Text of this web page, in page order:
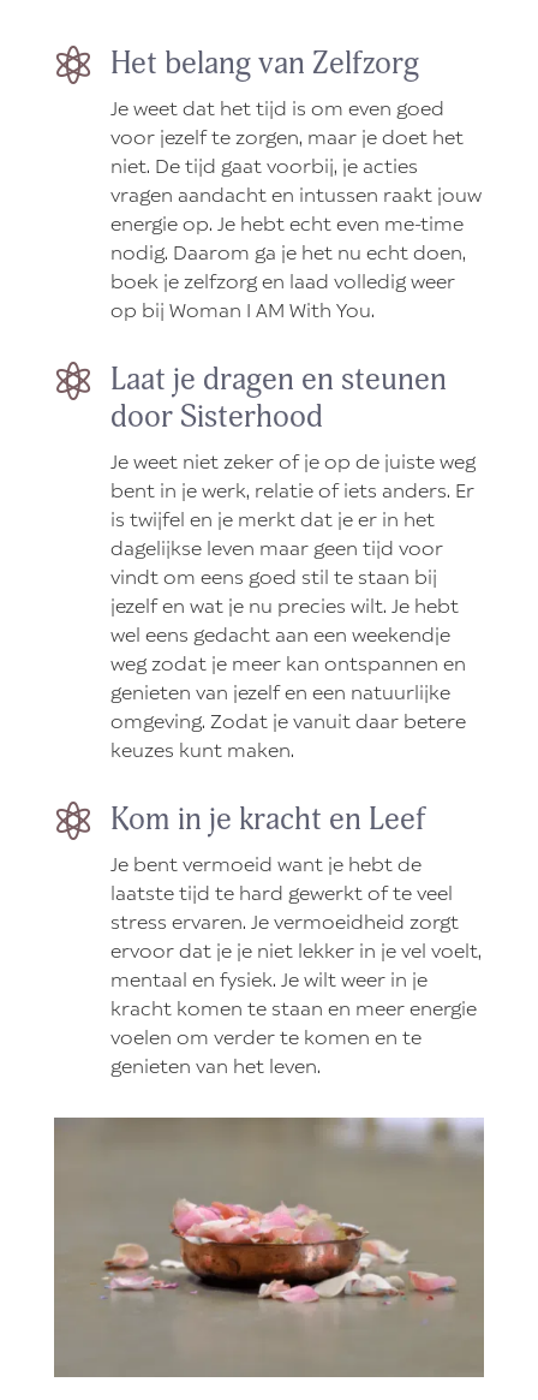
 Het belang van Zelfzorg
Je weet dat het tijd is om even goed
voor jezelf te zorgen, maar je doet het
niet. De tijd gaat voorbij, je acties
vragen aandacht en intussen raakt jouw
energie op. Je hebt echt even me-time
nodig. Daarom ga je het nu echt doen,
boek je zelfzorg en laad volledig weer
op bij Woman I AM With You.
 Laat je dragen en steunen
door Sisterhood
Je weet niet zeker of je op de juiste weg
bent in je werk, relatie of iets anders. Er
is twijfel en je merkt dat je er in het
dagelijkse leven maar geen tijd voor
vindt om eens goed stil te staan bij
jezelf en wat je nu precies wilt. Je hebt
wel eens gedacht aan een weekendje
weg zodat je meer kan ontspannen en
genieten van jezelf en een natuurlijke
omgeving. Zodat je vanuit daar betere
keuzes kunt maken.
 Kom in je kracht en Leef
Je bent vermoeid want je hebt de
laatste tijd te hard gewerkt of te veel
stress ervaren. Je vermoeidheid zorgt
ervoor dat je je niet lekker in je vel voelt,
mentaal en fysiek. Je wilt weer in je
kracht komen te staan en meer energie
voelen om verder te komen en te
genieten van het leven.